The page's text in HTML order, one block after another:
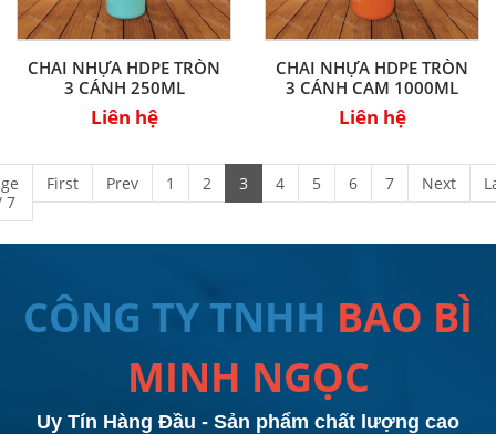
CHAI NHỰA HDPE TRÒN
3 CÁNH 250ML
Liên hệ
CHAI NHỰA HDPE TRÒN
3 CÁNH CAM 1000ML
Liên hệ
7
First Prev 1 2 3 4 5 6 7 Next
CÔNG TY TNHH BAO BÌ
MINH NGỌC
Uy Tín Hàng Đầu - Sản phẩm chất lượng cao